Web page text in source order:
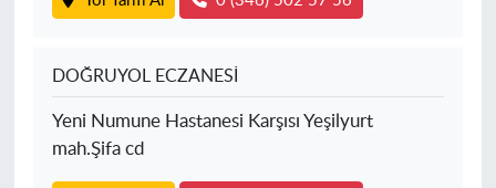
DOĞRUYOL ECZANESİ
Yeni Numune Hastanesi Karşısı Yeşilyurt
mah.Şifa cd